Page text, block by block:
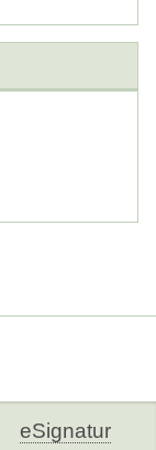
eSignatur